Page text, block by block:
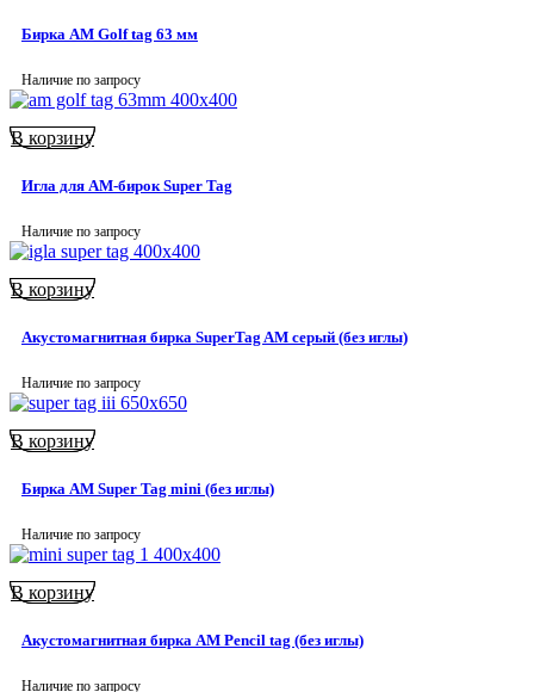
Бирка AM Golf tag 63 мм
Наличие по запросу
В корзину
Игла для АМ-бирок Super Tag
Наличие по запросу
В корзину
Акустомагнитная бирка SuperTag AM серый (без иглы)
Наличие по запросу
В корзину
Бирка АМ Super Tag mini (без иглы)
Наличие по запросу
В корзину
Акустомагнитная бирка АМ Pencil tag (без иглы)
Наличие по запросу